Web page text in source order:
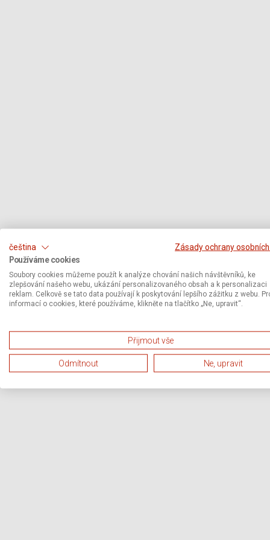
čeština
Zásady ochrany
Používáme cookies
Soubory cookies můžeme použít k analýze chování našich návštěvníků, ke
zlepšování našeho webu, ukázání personalizovaného obsah a k personalizaci
reklam. Celkově se tato data používají k poskytování lepšího zážitku z webu.
informací o cookies, které používáme, klikněte na tlačítko „Ne, upravit“.
Přijmout vše
Odmítnout Ne, upravit